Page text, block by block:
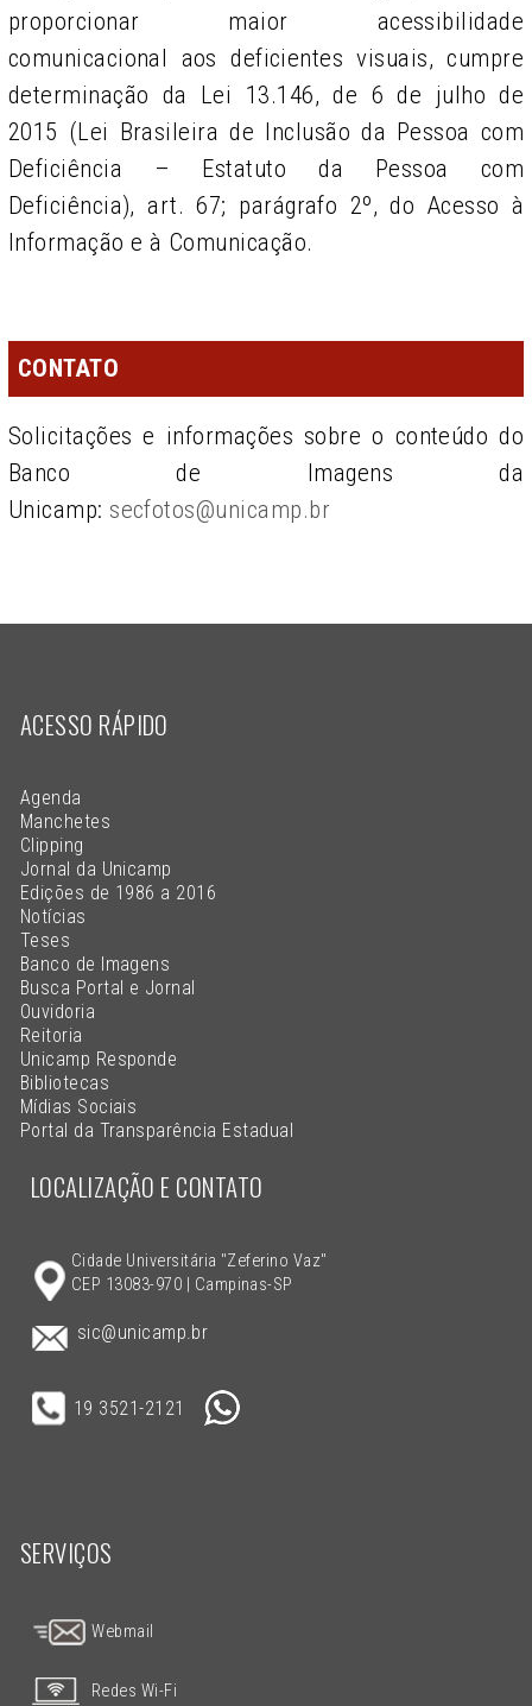
proporcionar maior acessibilidade
comunicacional aos deficientes visuais, cumpre
determinação da Lei 13.146, de 6 de julho de
2015 (Lei Brasileira de Inclusão da Pessoa com
Deficiência – Estatuto da Pessoa com
Deficiência), art. 67; parágrafo 2º, do Acesso à
Informação e à Comunicação.
CONTATO
Solicitações e informações sobre o conteúdo do
Banco de Imagens da
Unicamp: secfotos@unicamp.br
ACESSO RÁPIDO
Agenda
Manchetes
Clipping
Jornal da Unicamp
Edições de 1986 a 2016
Notícias
Teses
Banco de Imagens
Busca Portal e Jornal
Ouvidoria
Reitoria
Unicamp Responde
Bibliotecas
Mídias Sociais
Portal da Transparência Estadual
LOCALIZAÇÃO E CONTATO
Cidade Universitária "Zeferino Vaz"
CEP 13083-970 | Campinas-SP
sic@unicamp.br
19 3521-2121
SERVIÇOS
Webmail
Redes Wi-Fi